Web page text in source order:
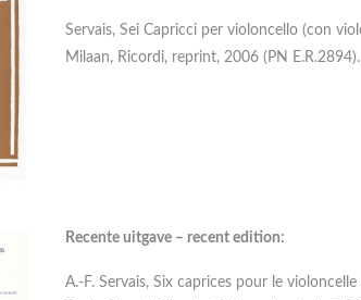
Servais, Sei Capricci per violoncello (con
Milaan, Ricordi, reprint, 2006 (PN E.R.2894).
Recente uitgave – recent edition:
A.-F. Servais, Six caprices pour le